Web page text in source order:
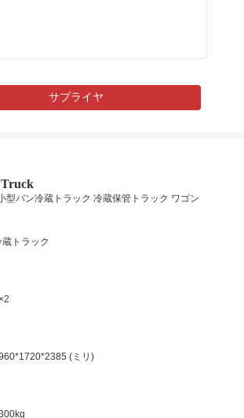
サプライヤ
蔵トラック
(ミリ)